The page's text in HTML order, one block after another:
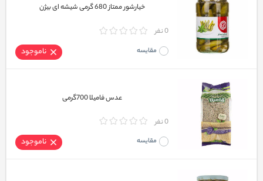
خیارشور ممتاز 680 گرمی شیشه ای بیژن
0 نفر
مقایسه ناموجود
عدس فامیلا 700گرمی
0 نفر
مقایسه ناموجود